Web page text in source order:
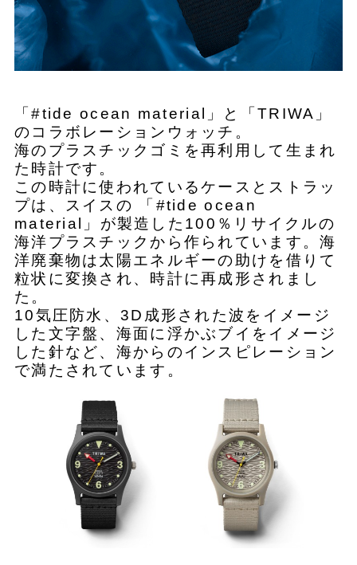
「#tide ocean material」と「TRIWA」
のコラボレーションウォッチ。
海のプラスチックゴミを再利用して生まれ
た時計です。
この時計に使われているケースとストラッ
プは、スイスの 「#tide ocean
material」が製造した100％リサイクルの
海洋プラスチックから作られています。海
洋廃棄物は太陽エネルギーの助けを借りて
粒状に変換され、時計に再成形されまし
た。
10気圧防水、3D成形された波をイメージ
した文字盤、海面に浮かぶブイをイメージ
した針など、海からのインスピレーション
で満たされています。